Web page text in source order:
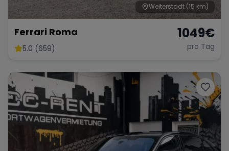
Weiterstadt (15 km)
Ferrari Roma
5.0 (659)
1049€
pro Tag